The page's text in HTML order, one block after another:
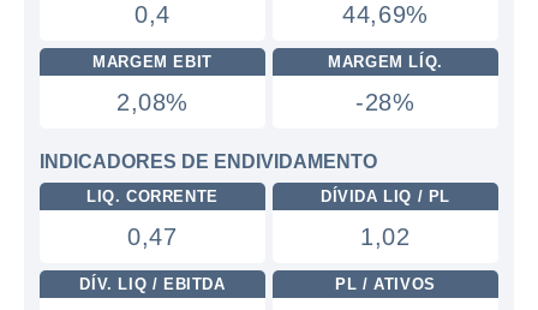
0,4 44,69%
MARGEM EBIT
2,08%
MARGEM LÍQ.
-28%
INDICADORES DE ENDIVIDAMENTO
LIQ. CORRENTE
0,47
DÍVIDA LIQ / PL
1,02
DÍV. LIQ / EBITDA PL / ATIVOS